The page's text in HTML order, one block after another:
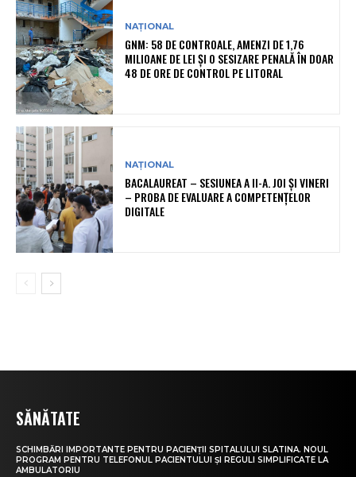
NAȚIONAL
GNM: 58 DE CONTROALE, AMENZI DE 1,76
MILIOANE DE LEI ȘI O SESIZARE PENALĂ ÎN DOAR
48 DE ORE DE CONTROL PE LITORAL
NAȚIONAL
BACALAUREAT – SESIUNEA A II-A. JOI ȘI VINERI
– PROBA DE EVALUARE A COMPETENȚELOR
DIGITALE
SĂNĂTATE
SCHIMBĂRI IMPORTANTE PENTRU PACIENȚII SPITALULUI SLATINA. NOUL
PROGRAM PENTRU TELEFONUL PACIENTULUI ȘI REGULI SIMPLIFICATE LA
AMBULATORIU